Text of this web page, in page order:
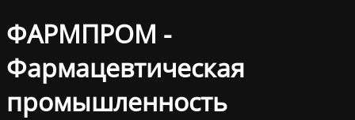
ФАРМПРОМ -
Фармацевтическая
промышленность